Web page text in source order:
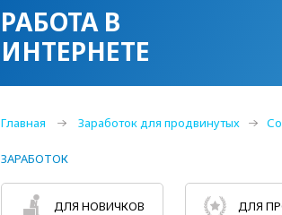
РАБОТА В
ИНТЕРНЕТЕ
Главная Заработок для продвинутых
ЗАРАБОТОК
ДЛЯ НОВИЧКОВ ДЛЯ